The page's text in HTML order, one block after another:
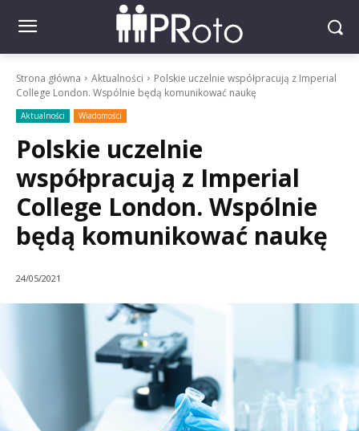
Strona główna Aktualności
Polskie uczelnie współpracują z Imperial
College London. Wspólnie będą komunikować naukę
Aktualności Wiadomości
Polskie uczelnie
współpracują z Imperial
College London. Wspólnie
będą komunikować naukę
24/05/2021